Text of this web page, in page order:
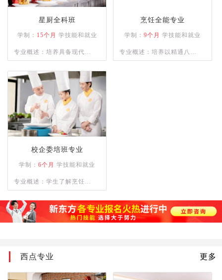
星厨全科班
学制： 15个月 学技能和就业
专业概述：培养具备现代烹
理能力的高级技术应用性专
门人才。通过系统的课程设
置和实践操作，学员将熟练
掌握各类烹饪手法、刀工技
巧以及食材处理技能。
烹饪全能专业
学制：9个月 学技能和就业
专业概述：培养以精通八大
校企委培班专业
学制：6个月 学技能和就业
专业概述：学生了解烹饪的
勺功知识，以及原料的初步
加功知识；掌握烹饪切配常
浆、挂糊、勾芡、制汤、装
西点专业 更多